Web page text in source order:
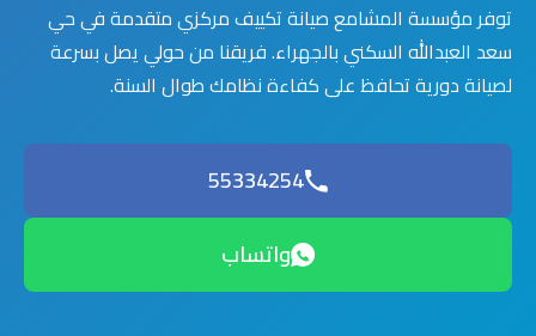
توفر مؤسسة المشامع صيانة تكييف مركزي متقدمة في حي
سعد العبدالله السكني بالجهراء. فريقنا من حولي يصل بسرعة
لصيانة دورية تحافظ على كفاءة نظامك طوال السنة.
55334254
واتساب